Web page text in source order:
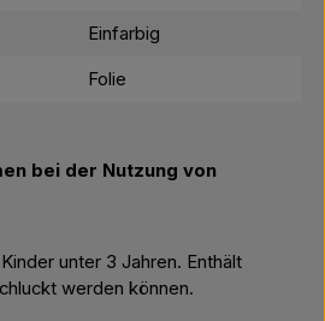
Einfarbig
Folie
bei der Nutzung von
unter 3 Jahren. Enthält
werden können.